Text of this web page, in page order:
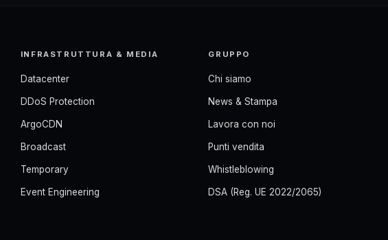
INFRASTRUTTURA & MEDIA
Datacenter
DDoS Protection
ArgoCDN
Broadcast
Temporary
Event Engineering
GRUPPO
Chi siamo
News & Stampa
Lavora con noi
Punti vendita
Whistleblowing
DSA (Reg. UE 2022/2065)